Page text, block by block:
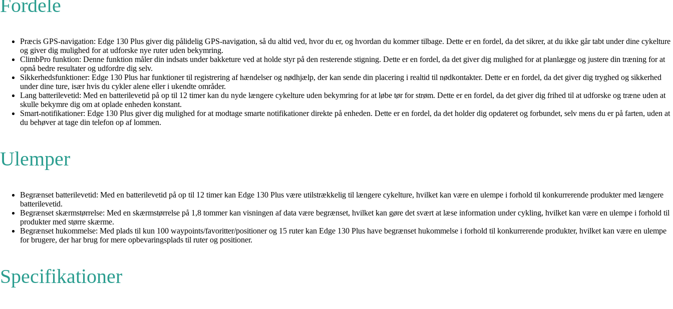
Fordele
Præcis GPS-navigation: Edge 130 Plus giver dig pålidelig GPS-navigation, så du altid ved, hvor du er, og hvordan du kommer tilbage. Dette er en fordel, da det sikrer, at du ikke går tabt under dine cykelture
og giver dig mulighed for at udforske nye ruter uden bekymring.
ClimbPro funktion: Denne funktion måler din indsats under bakketure ved at holde styr på den resterende stigning. Dette er en fordel, da det giver dig mulighed for at planlægge og justere din træning for at
opnå bedre resultater og udfordre dig selv.
Sikkerhedsfunktioner: Edge 130 Plus har funktioner til registrering af hændelser og nødhjælp, der kan sende din placering i realtid til nødkontakter. Dette er en fordel, da det giver dig tryghed og sikkerhed
under dine ture, især hvis du cykler alene eller i ukendte områder.
Lang batterilevetid: Med en batterilevetid på op til 12 timer kan du nyde længere cykelture uden bekymring for at løbe tør for strøm. Dette er en fordel, da det giver dig frihed til at udforske og træne uden at
skulle bekymre dig om at oplade enheden konstant.
Smart-notifikationer: Edge 130 Plus giver dig mulighed for at modtage smarte notifikationer direkte på enheden. Dette er en fordel, da det holder dig opdateret og forbundet, selv mens du er på farten, uden at
du behøver at tage din telefon op af lommen.
Ulemper
Begrænset batterilevetid: Med en batterilevetid på op til 12 timer kan Edge 130 Plus være utilstrækkelig til længere cykelture, hvilket kan være en ulempe i forhold til konkurrerende produkter med længere
batterilevetid.
Begrænset skærmstørrelse: Med en skærmstørrelse på 1,8 tommer kan visningen af data være begrænset, hvilket kan gøre det svært at læse information under cykling, hvilket kan være en ulempe i forhold til
produkter med større skærme.
Begrænset hukommelse: Med plads til kun 100 waypoints/favoritter/positioner og 15 ruter kan Edge 130 Plus have begrænset hukommelse i forhold til konkurrerende produkter, hvilket kan være en ulempe
for brugere, der har brug for mere opbevaringsplads til ruter og positioner.
Specifikationer